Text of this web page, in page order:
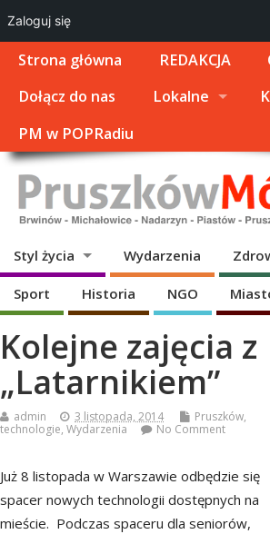
Strona główna REDAKCJA
Dołącz do nas
Lokalne
PM w POPRadiu
Styl życia Wydarzenia
Sport Historia NGO
Kolejne zajęcia z
„Latarnikiem”
admin 3 listopada, 2014 Pruszków,
technologie, Wydarzenia No Comment
Już 8 listopada w Warszawie odbędzie się
spacer nowych technologii dostępnych na
mieście. Podczas spaceru dla seniorów,
Zaloguj się